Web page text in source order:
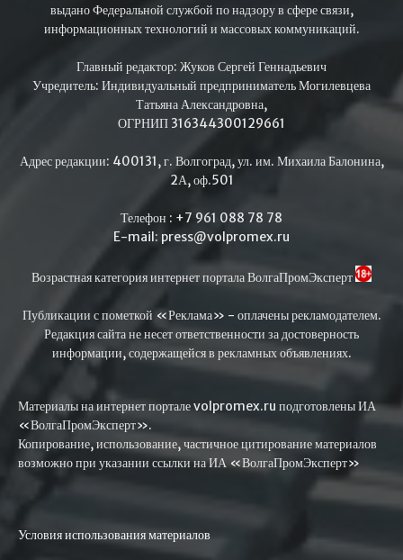
выдано Федеральной службой по надзору в сфере связи,
информационных технологий и массовых коммуникаций.
Главный редактор: Жуков Сергей Геннадьевич
Учредитель: Индивидуальный предприниматель Могилевцева
Татьяна Александровна,
ОГРНИП 316344300129661
Адрес редакции: 400131, г. Волгоград, ул. им. Михаила Балонина,
2А, оф.501
Телефон : +7 961 088 78 78
E-mail: press@volpromex.ru
Возрастная категория интернет портала ВолгаПромЭксперт
Публикации с пометкой «Реклама» - оплачены рекламодателем.
Редакция сайта не несет ответственности за достоверность
информации, содержащейся в рекламных объявлениях.
Материалы на интернет портале volpromex.ru подготовлены ИА
«ВолгаПромЭксперт».
Копирование, использование, частичное цитирование материалов
возможно при указании ссылки на ИА «ВолгаПромЭксперт»
Условия использования материалов